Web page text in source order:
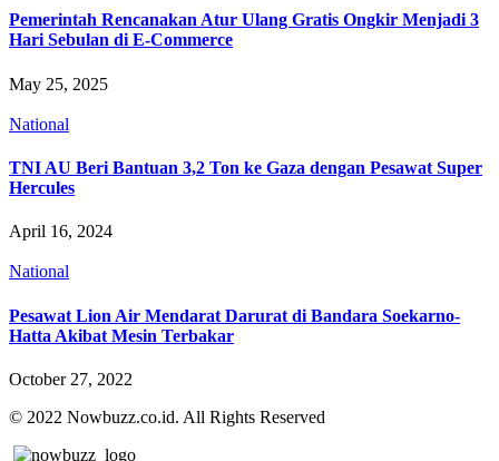
Pemerintah Rencanakan Atur Ulang Gratis Ongkir Menjadi 3
Hari Sebulan di E-Commerce
May 25, 2025
National
TNI AU Beri Bantuan 3,2 Ton ke Gaza dengan Pesawat Super
Hercules
April 16, 2024
National
Pesawat Lion Air Mendarat Darurat di Bandara Soekarno-
Hatta Akibat Mesin Terbakar
October 27, 2022
© 2022 Nowbuzz.co.id. All Rights Reserved